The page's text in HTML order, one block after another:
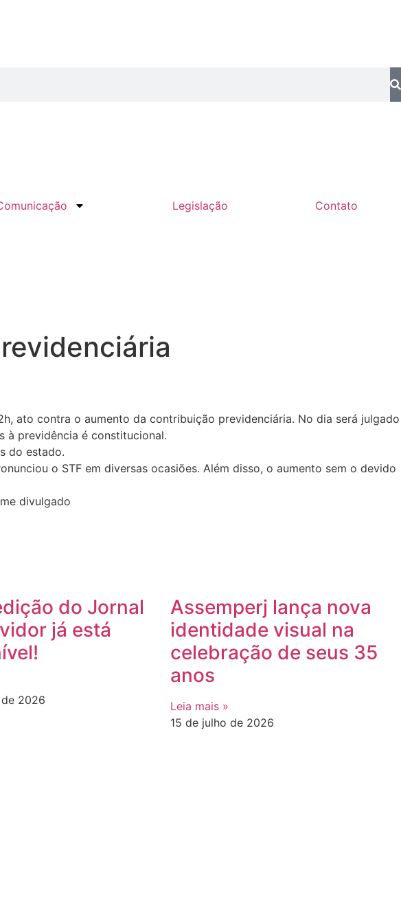
Legislação Contato
ato contra o aumento da contribuição previdenciária. No dia será julgado
à previdência é constitucional.
do estado.
o STF em diversas ocasiões. Além disso, o aumento sem o devido
divulgado
do Jornal
já está
2026
Assemperj lança nova
identidade visual na
celebração de seus 35
anos
Leia mais »
15 de julho de 2026